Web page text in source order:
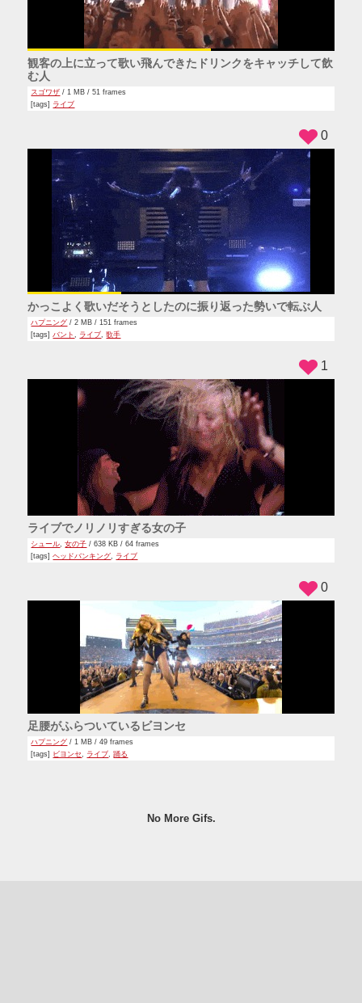
観客の上に立って歌い飛んできたドリンクをキャッチして飲
む人
スゴワザ / 1 MB / 51 frames
[tags] ライブ
かっこよく歌いだそうとしたのに振り返った勢いで転ぶ人
ハプニング / 2 MB / 151 frames
[tags] バント ライブ ,歌手
0
ライブでノリノリすぎる女の子
シュール,女の子 / 638 KB / 64 frames
[tags]ヘッドバンキング ライブ
1
足腰がふらついているビヨンセ
ハプニング / 1 MB / 49 frames
[tags] ビヨンセ ライブ ,踊る
0
No More Gifs.